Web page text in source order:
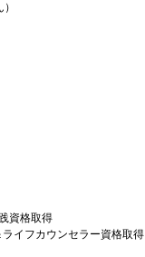
資格取得
イフカウンセラー資格取得